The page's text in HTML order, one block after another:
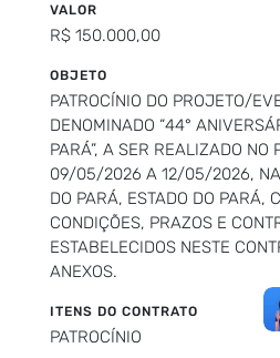
VALOR
R$ 150.000,00
OBJETO
PATROCÍNIO DO PROJETO/
DENOMINADO “44°
PARÁ”, A SER REALIZADO NO
09/05/2026 A 12/05/2026, NA
DO PARÁ, ESTADO DO PARÁ,
CONDIÇÕES, PRAZOS E
ESTABELECIDOS NESTE
ANEXOS.
ITENS DO CONTRATO
PATROCÍNIO